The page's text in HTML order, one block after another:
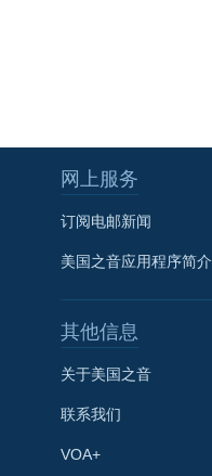
关注我们
网上服务
订阅电邮新闻
美国之音应用程序简介
其他信息
关于美国之音
联系我们
VOA+